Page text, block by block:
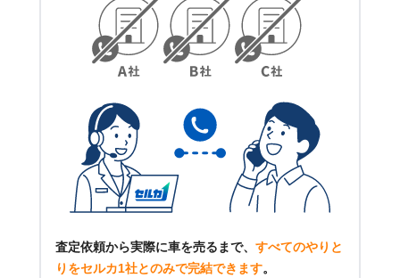
査定依頼から実際に車を売るまで、 すべてのやりと
りをセルカ1社とのみで完結できます。